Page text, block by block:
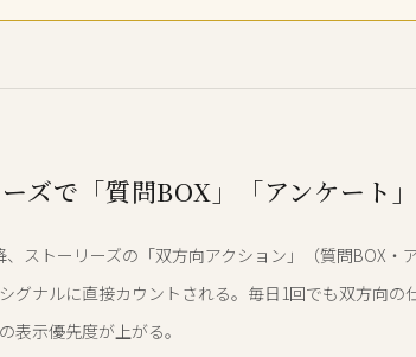
ズで「質問BOX」「アンケート
、ストーリーズの「双方向アクション」（質問BOX・
グナルに直接カウントされる。毎日1回でも双方向の
表示優先度が上がる。